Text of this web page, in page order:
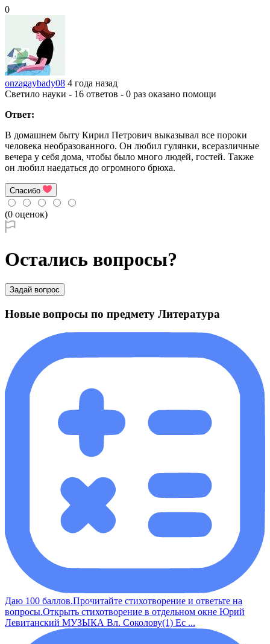
0
onzagaybady08 4 года назад
Светило науки - 16 ответов - 0 раз оказано помощи
Ответ:
В домашнем быту Кирил Петрович выказывал все пороки
человека необразованного. Он любил гулянки, всеразличные
вечера у себя дома, чтобы было много людей, гостей. Также
он любил наедаться до огромного брюха.
Спасибо
(0 оценок)
Остались вопросы?
Задай вопрос
Новые вопросы по предмету Литература
Даю 100 баллов.Прочитайте стихотворение и ответьте на
вопросы.Открыть стихотворение в отдельном окне Юрий
Левитанский МУЗЫКА Вл. Соколову(1) Ес ...